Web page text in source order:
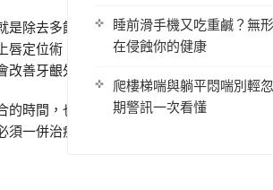
除去多餘的牙齦及齒槽骨，讓完美比例的
定位術，將上唇固定在較低的位置，改善
善牙齦外露的問題。
時間，也大大減輕了術後的腫痛、流血與
一併治療。如果有類似的困擾，應該由專
睡前滑手機又吃重鹹？無
在侵蝕你的健康
爬樓梯喘與躺平悶喘別輕
期警訊一次看懂